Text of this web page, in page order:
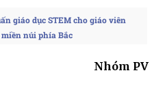
giáo dục STEM cho giáo viên
núi phía Bắc
Nhóm PV